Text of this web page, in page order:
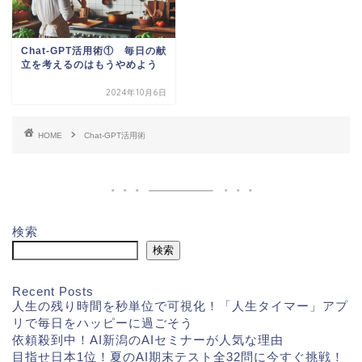
Chat-GPT活用術① 毎日の献
立を考えるのはもうやめよう
2024年10月6日
HOME Chat-GPT活用術
検索
検索
Recent Posts
人生の残り時間を秒単位で可視化！「人生タイマー」アプ
リで毎日をハッピーに過ごそう
依頼殺到中！AI新潟のAIセミナーが人気な理由
目指せ日本1位！夏のAI期末テスト全32問に今すぐ挑戦！